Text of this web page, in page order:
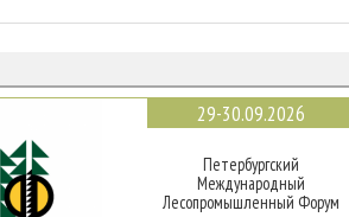
29-30.09.2026
Петербургский
Международный
Лесопромышленный Форум